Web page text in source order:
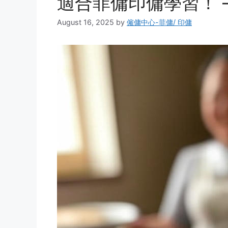
August 16, 2025 by 僱傭中心-菲傭/ 印傭